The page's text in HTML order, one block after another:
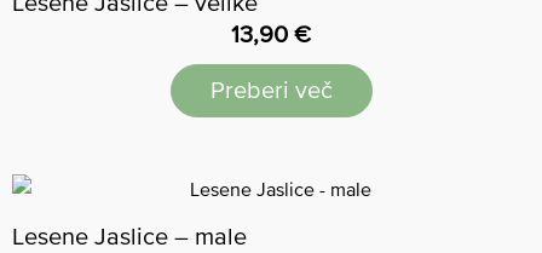
13,90 €
Preberi več
Lesene Jaslice – male